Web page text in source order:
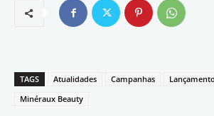
TAGS Atualidades Campanhas
Minéraux Beauty